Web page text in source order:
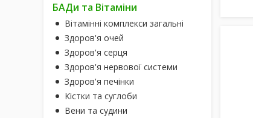
БАДи та Вітаміни
Вітамінні комплекси загальні
Здоров'я очей
Здоров'я серця
Здоров'я нервової системи
Здоров'я печінки
Кістки та суглоби
Вени та судини